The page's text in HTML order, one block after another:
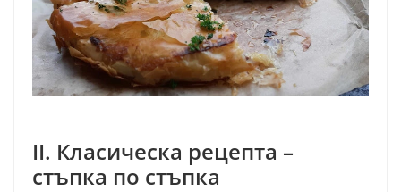
II. Класическа рецепта –
стъпка по стъпка